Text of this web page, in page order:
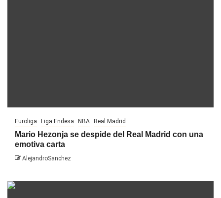
Euroliga Liga Endesa NBA Real Madrid
Mario Hezonja se despide del Real Madrid con una
emotiva carta
AlejandroSanchez